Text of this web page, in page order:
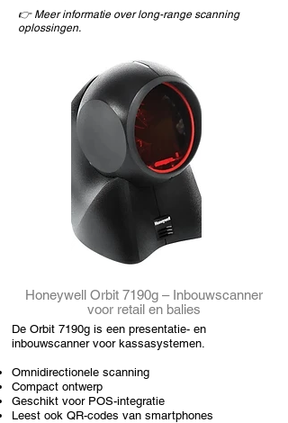
👉 Meer informatie over long-range scanning
oplossingen.
Honeywell Orbit 7190g – Inbouwscanner
voor retail en balies
De Orbit 7190g is een presentatie- en
inbouwscanner voor kassasystemen.
Omnidirectionele scanning
Compact ontwerp
Geschikt voor POS-integratie
Leest ook QR-codes van smartphones